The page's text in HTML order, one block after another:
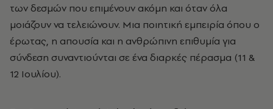
των δεσμών που επιμένουν ακόμη και όταν όλα
μοιάζουν να τελειώνουν. Μια ποιητική εμπειρία όπου ο
έρωτας, η απουσία και η ανθρώπινη επιθυμία για
σύνδεση συναντιούνται σε ένα διαρκές πέρασμα (11 &
12 Ιουλίου).